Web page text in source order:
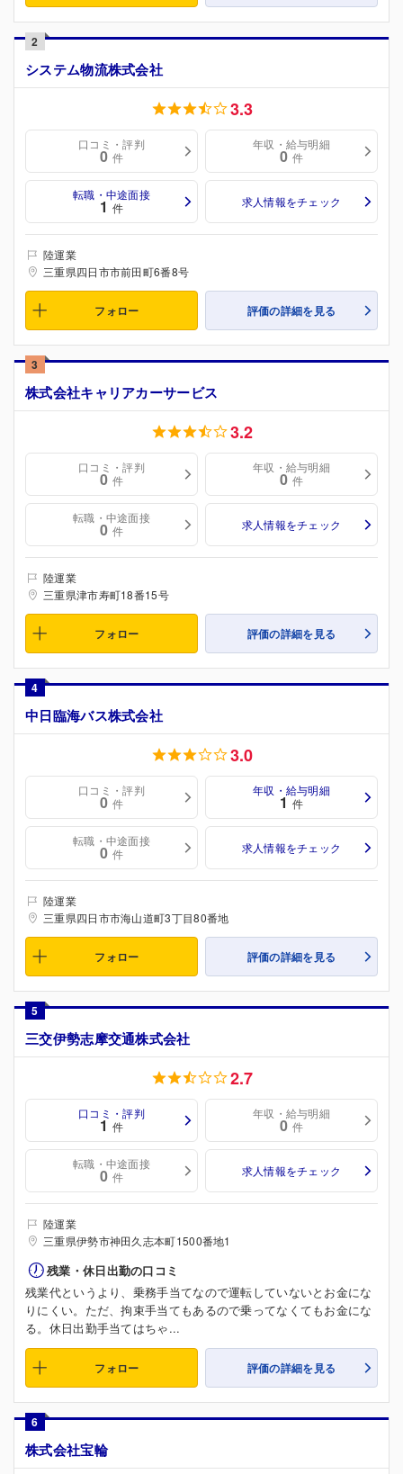
2
システム物流株式会社
3.3
口コミ・評判
0 件
年収・給与明細
0 件
転職・中途面接
1 件 求人情報をチェック
陸運業
三重県四日市市前田町6番8号
フォロー 評価の詳細を見る
3
株式会社キャリアカーサービス
3.2
口コミ・評判
0 件
年収・給与明細
0 件
転職・中途面接
0 件 求人情報をチェック
陸運業
三重県津市寿町18番15号
フォロー 評価の詳細を見る
4
中日臨海バス株式会社
3.0
口コミ・評判
0 件
年収・給与明細
1 件
転職・中途面接
0 件 求人情報をチェック
陸運業
三重県四日市市海山道町3丁目80番地
フォロー 評価の詳細を見る
5
三交伊勢志摩交通株式会社
2.7
口コミ・評判
1 件
年収・給与明細
0 件
転職・中途面接
0 件 求人情報をチェック
陸運業
三重県伊勢市神田久志本町1500番地1
残業・休日出勤の口コミ
残業代というより、乗務手当てなので運転していないとお金にな
りにくい。ただ、拘束手当てもあるので乗ってなくてもお金にな
る。休日出勤手当てはちゃ...
フォロー 評価の詳細を見る
6
株式会社宝輪